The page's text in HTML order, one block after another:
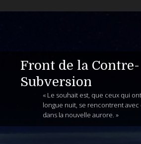
Front de la Contre-
Subversion
« Le souhait est, que ceux qui
longue nuit, se rencontrent
dans la nouvelle aurore. »